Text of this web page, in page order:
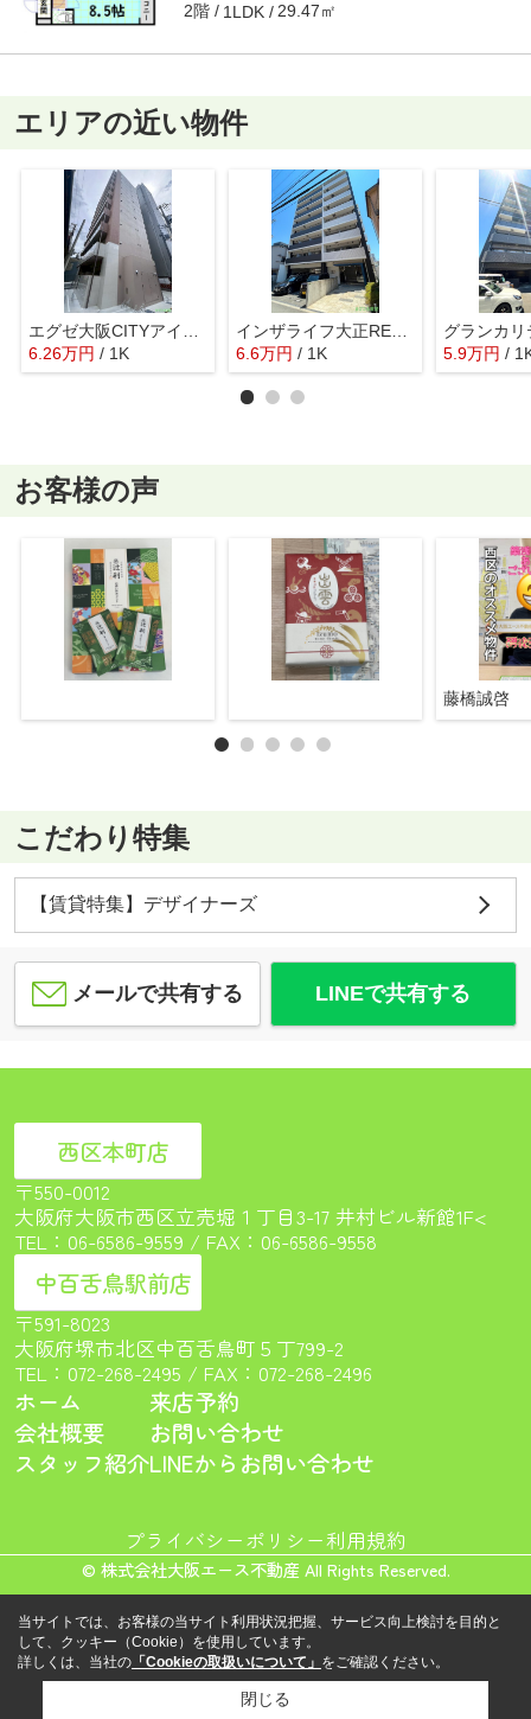
2階 1LDK 29.47㎡
エリアの近い物件
6.26万円 / 1K
インザライフ大正RESIDENCE
6.6万円 / 1K 5.9万円 /
お客様の声
藤橋誠啓
こだわり特集
【賃貸特集】デザイナーズ
メールで共有する LINEで共有する
西区本町店
〒550-0012
大阪府大阪市西区立売堀１丁目3-17 井村ビル新館1F<
TEL： 06-6586-9559 / FAX：06-6586-9558
中百舌鳥駅前店
〒591-8023
大阪府堺市北区中百舌鳥町５丁799-2
TEL： 072-268-2495 / FAX：072-268-2496
ホーム
会社概要
スタッフ紹介
来店予約
お問い合わせ
LINEからお問い合わせ
プライバシーポリシー利用規約
© 株式会社大阪エース不動産 All Rights Reserved.
当サイトでは、お客様の当サイト利用状況把握、サービス向上検討を目的と
して、クッキー（Cookie）を使用しています。
詳しくは、当社の 「Cookieの取扱いについて」 をご確認ください。
閉じる